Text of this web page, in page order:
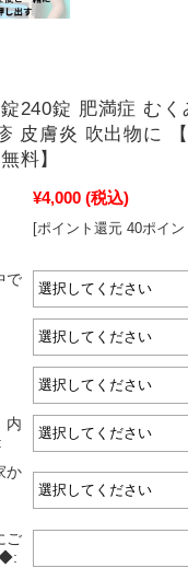
240錠 肥満症 む
皮膚炎 吹出物に
料】
¥4,000 (税込)
[ポイント還元 40ポイン
で
内
か
ご